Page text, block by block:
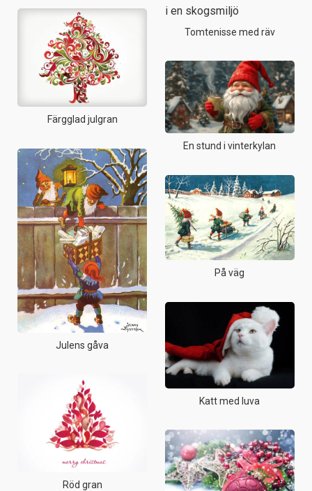
Färgglad julgran
Julens gåva
Röd gran
Tomtenisse med räv
En stund i vinterkylan
På väg
Katt med luva